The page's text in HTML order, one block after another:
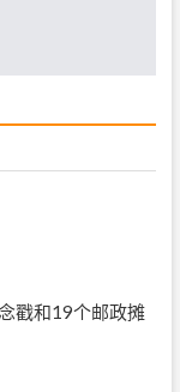
戳和19个邮政摊